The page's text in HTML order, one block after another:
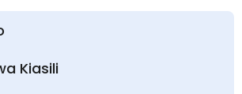
Kiasili